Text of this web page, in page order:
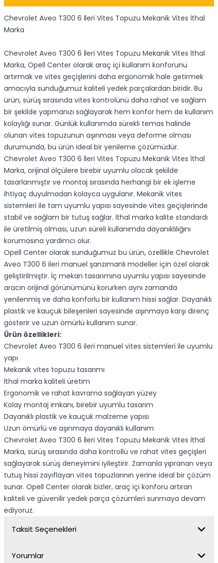
Chevrolet Aveo T300 6 İleri Vites Topuzu Mekanik Vites İthal
Marka
Chevrolet Aveo T300 6 İleri Vites Topuzu Mekanik Vites İthal
Marka, Opell Center olarak araç içi kullanım konforunu
artırmak ve vites geçişlerini daha ergonomik hale getirmek
amacıyla sunduğumuz kaliteli yedek parçalardan biridir. Bu
ürün, sürüş sırasında vites kontrolünü daha rahat ve sağlam
bir şekilde yapmanızı sağlayarak hem konfor hem de kullanım
kolaylığı sunar. Günlük kullanımda sürekli temas halinde
olunan vites topuzunun aşınması veya deforme olması
durumunda, bu ürün ideal bir yenileme çözümüdür.
Chevrolet Aveo T300 6 İleri Vites Topuzu Mekanik Vites İthal
Marka, orijinal ölçülere birebir uyumlu olacak şekilde
tasarlanmıştır ve montaj sırasında herhangi bir ek işleme
ihtiyaç duyulmadan kolayca uygulanır. Mekanik vites
sistemleri ile tam uyumlu yapısı sayesinde vites geçişlerinde
stabil ve sağlam bir tutuş sağlar. İthal marka kalite standardı
ile üretilmiş olması, uzun süreli kullanımda dayanıklılığını
korumasına yardımcı olur.
Opell Center olarak sunduğumuz bu ürün, özellikle Chevrolet
Aveo T300 6 ileri manuel şanzımanlı modeller için özel olarak
geliştirilmiştir. İç mekan tasarımına uyumlu yapısı sayesinde
aracın orijinal görünümünü korurken aynı zamanda
yenilenmiş ve daha konforlu bir kullanım hissi sağlar. Dayanıklı
plastik ve kauçuk bileşenleri sayesinde aşınmaya karşı direnç
gösterir ve uzun ömürlü kullanım sunar.
Ürün özellikleri:
Chevrolet Aveo T300 6 ileri manuel vites sistemleri ile uyumlu
yapı
Mekanik vites topuzu tasarımı
İthal marka kaliteli üretim
Ergonomik ve rahat kavrama sağlayan yüzey
Kolay montaj imkanı, birebir uyumlu tasarım
Dayanıklı plastik ve kauçuk malzeme yapısı
Uzun ömürlü ve aşınmaya dayanıklı kullanım
Chevrolet Aveo T300 6 İleri Vites Topuzu Mekanik Vites İthal
Marka, sürüş sırasında daha kontrollü ve rahat vites geçişleri
sağlayarak sürüş deneyimini iyileştirir. Zamanla yıpranan veya
tutuş hissi zayıflayan vites topuzlarının yerine ideal bir çözüm
sunar. Opell Center olarak bizler, araç içi konforu artıran
kaliteli ve güvenilir yedek parça çözümleri sunmaya devam
ediyoruz.
Taksit Seçenekleri
Yorumlar